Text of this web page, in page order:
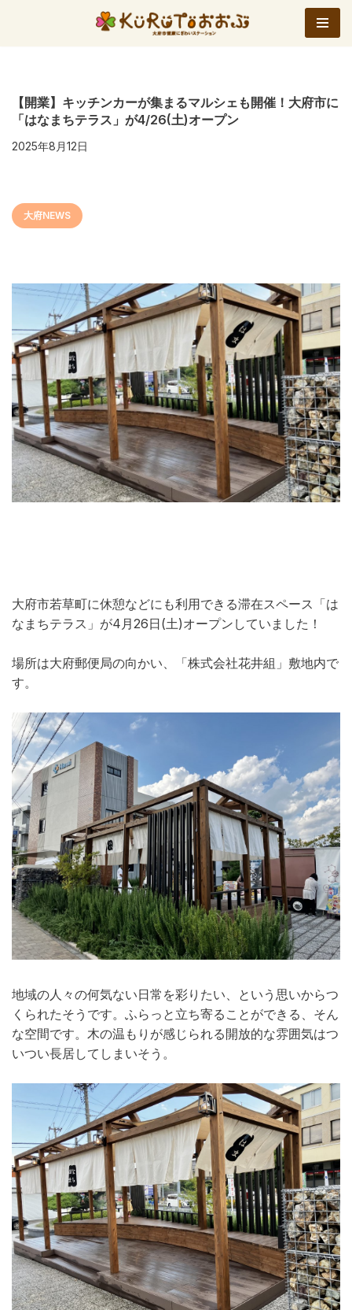
ン
ツ
へ
ッ
プ
【開業】キッチンカーが集まるマルシェも開催！大府市に
「はなまちテラス」が4/26(土)オープン
2025年8月12日
大府NEWS
大府市若草町に休憩などにも利用できる滞在スペース 「は
なまちテラス」が4月26日(土)オープンしていました！
場所は大府郵便局の向かい、「株式会社花井組」敷地内で
す。
地域の人々の何気ない日常を彩りたい、という思いからつ
くられたそうです。ふらっと立ち寄ることができる、そん
な空間です。木の温もりが感じられる開放的な雰囲気はつ
いつい長居してしまいそう。